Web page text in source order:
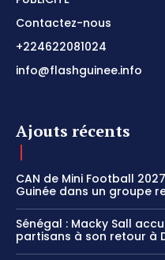
Contactez-nous
+224622081024
info@flashguinee.info
Ajouts récents
CAN de Mini Football
Guinée dans un groupe
Sénégal : Macky Sall
partisans à son retour à